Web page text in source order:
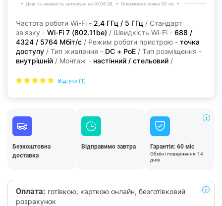
Ціна та наявність актуальні на 07.08.26. Оновлюємо кожні 30 хв.
Частота роботи Wi-Fi - 2,4 ГГц / 5 ГГц / Стандарт
зв'язку - Wi-Fi 7 (802.11be) / Швидкість Wi-Fi - 688 /
4324 / 5764 Мбіт/с / Режим роботи пристрою - точка
доступу / Тип живлення - DC + PoE / Тип розміщення -
внутрішній / Монтаж - настінний / стельовий /
Відгуки (1)
Безкоштовна
доставка
Відправимо завтра Гарантія: 60 міс
Обмін і повернення: 14
днів
Оплата: готівкою, карткою онлайн, безготівковий
розрахунок